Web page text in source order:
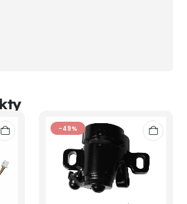
-49%